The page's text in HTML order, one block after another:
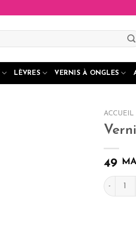
LÈVRES VERNIS À ONGLES
ACCUEIL
49
quantité